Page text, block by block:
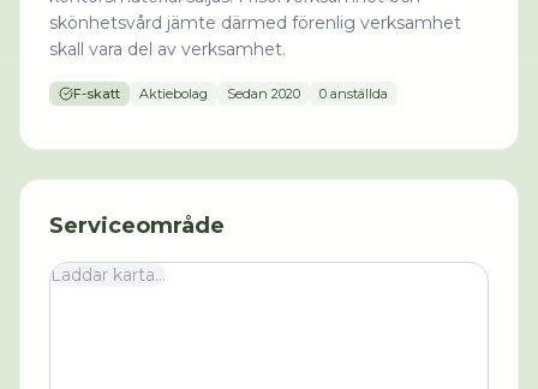
skönhetsvård jämte därmed förenlig verksamhet
skall vara del av verksamhet.
F-skatt Aktiebolag Sedan 2020 0 anställda
Serviceområde
Laddar karta...